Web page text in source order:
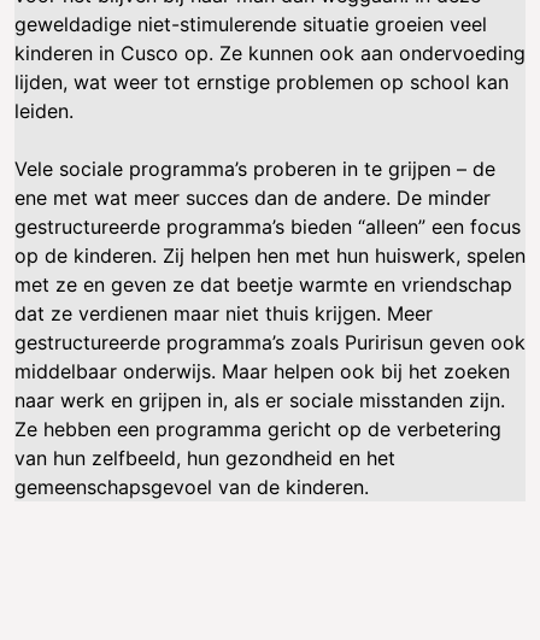
geweldadige niet-stimulerende situatie groeien veel
kinderen in Cusco op. Ze kunnen ook aan ondervoeding
lijden, wat weer tot ernstige problemen op school kan
leiden.
Vele sociale programma’s proberen in te grijpen – de
ene met wat meer succes dan de andere. De minder
gestructureerde programma’s bieden “alleen” een focus
op de kinderen. Zij helpen hen met hun huiswerk, spelen
met ze en geven ze dat beetje warmte en vriendschap
dat ze verdienen maar niet thuis krijgen. Meer
gestructureerde programma’s zoals Puririsun geven ook
middelbaar onderwijs. Maar helpen ook bij het zoeken
naar werk en grijpen in, als er sociale misstanden zijn.
Ze hebben een programma gericht op de verbetering
van hun zelfbeeld, hun gezondheid en het
gemeenschapsgevoel van de kinderen.